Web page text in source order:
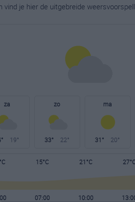
vind je hier de uitgebreide
za
19°
zo
33° 22°
ma
31° 20°
15°C 21°C
07:00 10:00